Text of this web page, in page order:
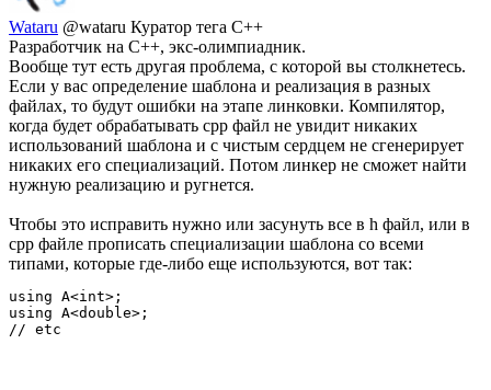
Wataru @wataru Куратор тега C++
Разработчик на С++, экс-олимпиадник.
Вообще тут есть другая проблема, с которой вы столкнетесь.
Если у вас определение шаблона и реализация в разных
файлах, то будут ошибки на этапе линковки. Компилятор,
когда будет обрабатывать cpp файл не увидит никаких
использований шаблона и с чистым сердцем не сгенерирует
никаких его специализаций. Потом линкер не сможет найти
нужную реализацию и ругнется.
Чтобы это исправить нужно или засунуть все в h файл, или в
cpp файле прописать специализации шаблона со всеми
типами, которые где-либо еще используются, вот так:
using A<int>;
using A<double>;
// etc